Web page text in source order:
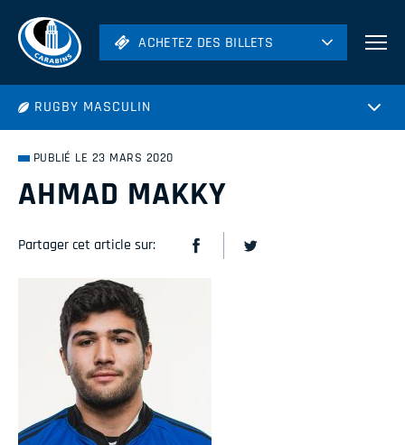
ACHETEZ DES BILLETS
Hockey
ACHETEZ DES BILLETS
RUGBY MASCULIN
PUBLIÉ LE 23 MARS 2020
AHMAD MAKKY
Partager cet article sur: